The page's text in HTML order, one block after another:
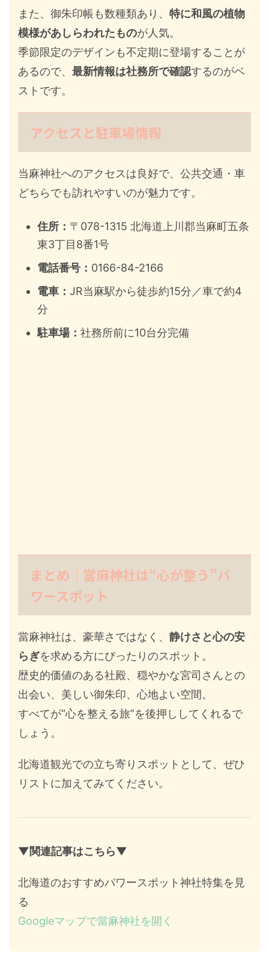
また、御朱印帳も数種類あり、 特に和風の植物
模様があしらわれたものが人気。
季節限定のデザインも不定期に登場することが
あるので、 最新情報は社務所で確認するのがベ
ストです。
アクセスと駐車場情報
当麻神社へのアクセスは良好で、公共交通・車
どちらでも訪れやすいのが魅力です。
住所： 〒078-1315 北海道上川郡当麻町五条
東3丁目8番1号
電話番号： 0166-84-2166
電車： JR当麻駅から徒歩約15分／車で約4
分
駐車場： 社務所前に10台分完備
まとめ｜當麻神社は“心が整う”パ
ワースポット
當麻神社は、豪華さではなく、 静けさと心の安
らぎを求める方にぴったりのスポット。
歴史的価値のある社殿、穏やかな宮司さんとの
出会い、美しい御朱印、心地よい空間。
すべてが“心を整える旅”を後押ししてくれるで
しょう。
北海道観光での立ち寄りスポットとして、ぜひ
リストに加えてみてください。
▼関連記事はこちら▼
北海道のおすすめパワースポット神社特集を見
る
Googleマップで當麻神社を開く